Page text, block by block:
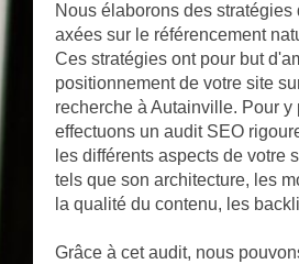
Nous élaborons des stratégies
axées sur le référencement
Ces stratégies ont pour but
positionnement de votre site
recherche à Autainville. Pour y
effectuons un audit SEO
les différents aspects de votre
tels que son architecture, les
la qualité du contenu, les
Grâce à cet audit, nous